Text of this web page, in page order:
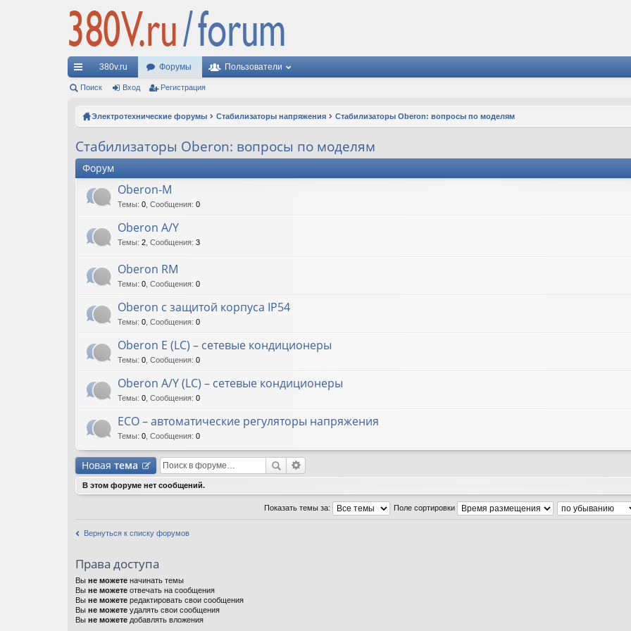
с
и
380v.ru Форумы Пользователи
Поиск Вход Регистрация
Электротехнические форумы Стабилизаторы напряжения Стабилизаторы Oberon: вопросы по моделям
Стабилизаторы Oberon: вопросы по моделям
Форум
Oberon-M
Темы: 0 Сообщения: 0
Oberon A/Y
Темы: 2 Сообщения: 3
Oberon RM
Темы: 0 Сообщения: 0
Oberon с защитой корпуса IP54
Темы: 0 Сообщения: 0
Oberon E (LC) – сетевые кондиционеры
Темы: 0 Сообщения: 0
Oberon A/Y (LC) – сетевые кондиционеры
Темы: 0 Сообщения: 0
ECO – автоматические регуляторы напряжения
Темы: 0 Сообщения: 0
Новая тема
В этом форуме нет сообщений.
Показать темы за: Поле сортировки
Вернуться к списку форумов
Права доступа
Вы не можете начинать темы
Вы не можете отвечать на сообщения
Вы не можете редактировать свои сообщения
Вы не можете удалять свои сообщения
Вы не можете добавлять вложения